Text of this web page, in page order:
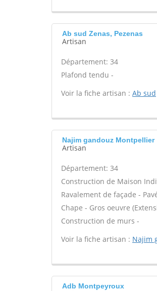
Ab sud Zenas, Pezenas
Artisan
Département: 34
Plafond tendu -
Voir la fiche artisan : Ab sud
Najim gandouz Montpellier
Artisan
Département: 34
Construction de Maison
Ravalement de façade -
Chape - Gros oeuvre
Construction de murs -
Voir la fiche artisan : Najim
Adb Montpeyroux